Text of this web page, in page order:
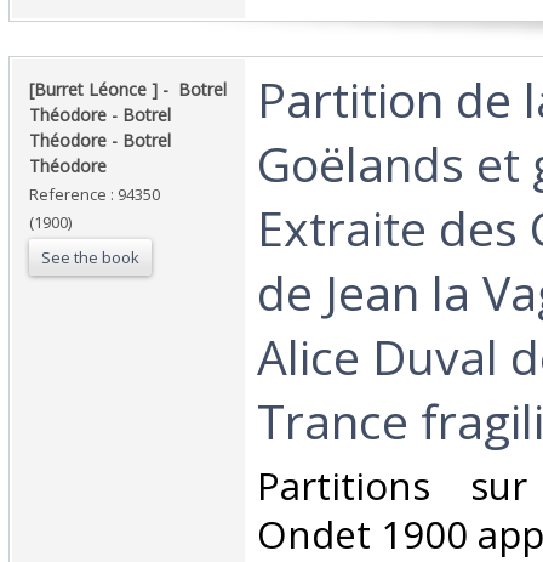
‎[Burret Léonce ] - ‎ ‎Botrel
Théodore - Botrel
Théodore - Botrel
Théodore‎
Reference : 94350
(1900)
See the book
‎Partition de
Goëlands et
Extraite des
de Jean la
Alice Duval
Trance
‎Partitions
Ondet 1900